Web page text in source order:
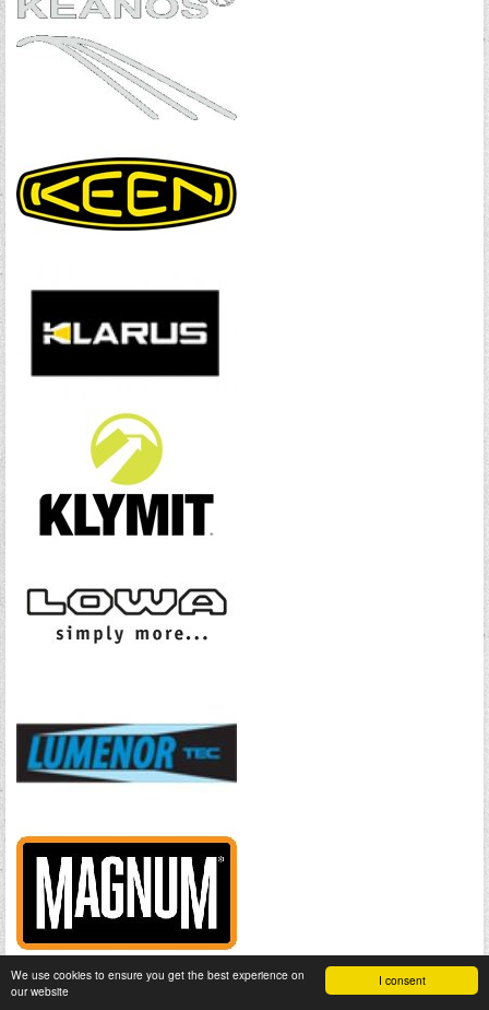
I consent
We use cookies to ensure you get the best experience on
our website